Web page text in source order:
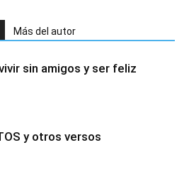
Más del autor
sin amigos y ser feliz
y otros versos